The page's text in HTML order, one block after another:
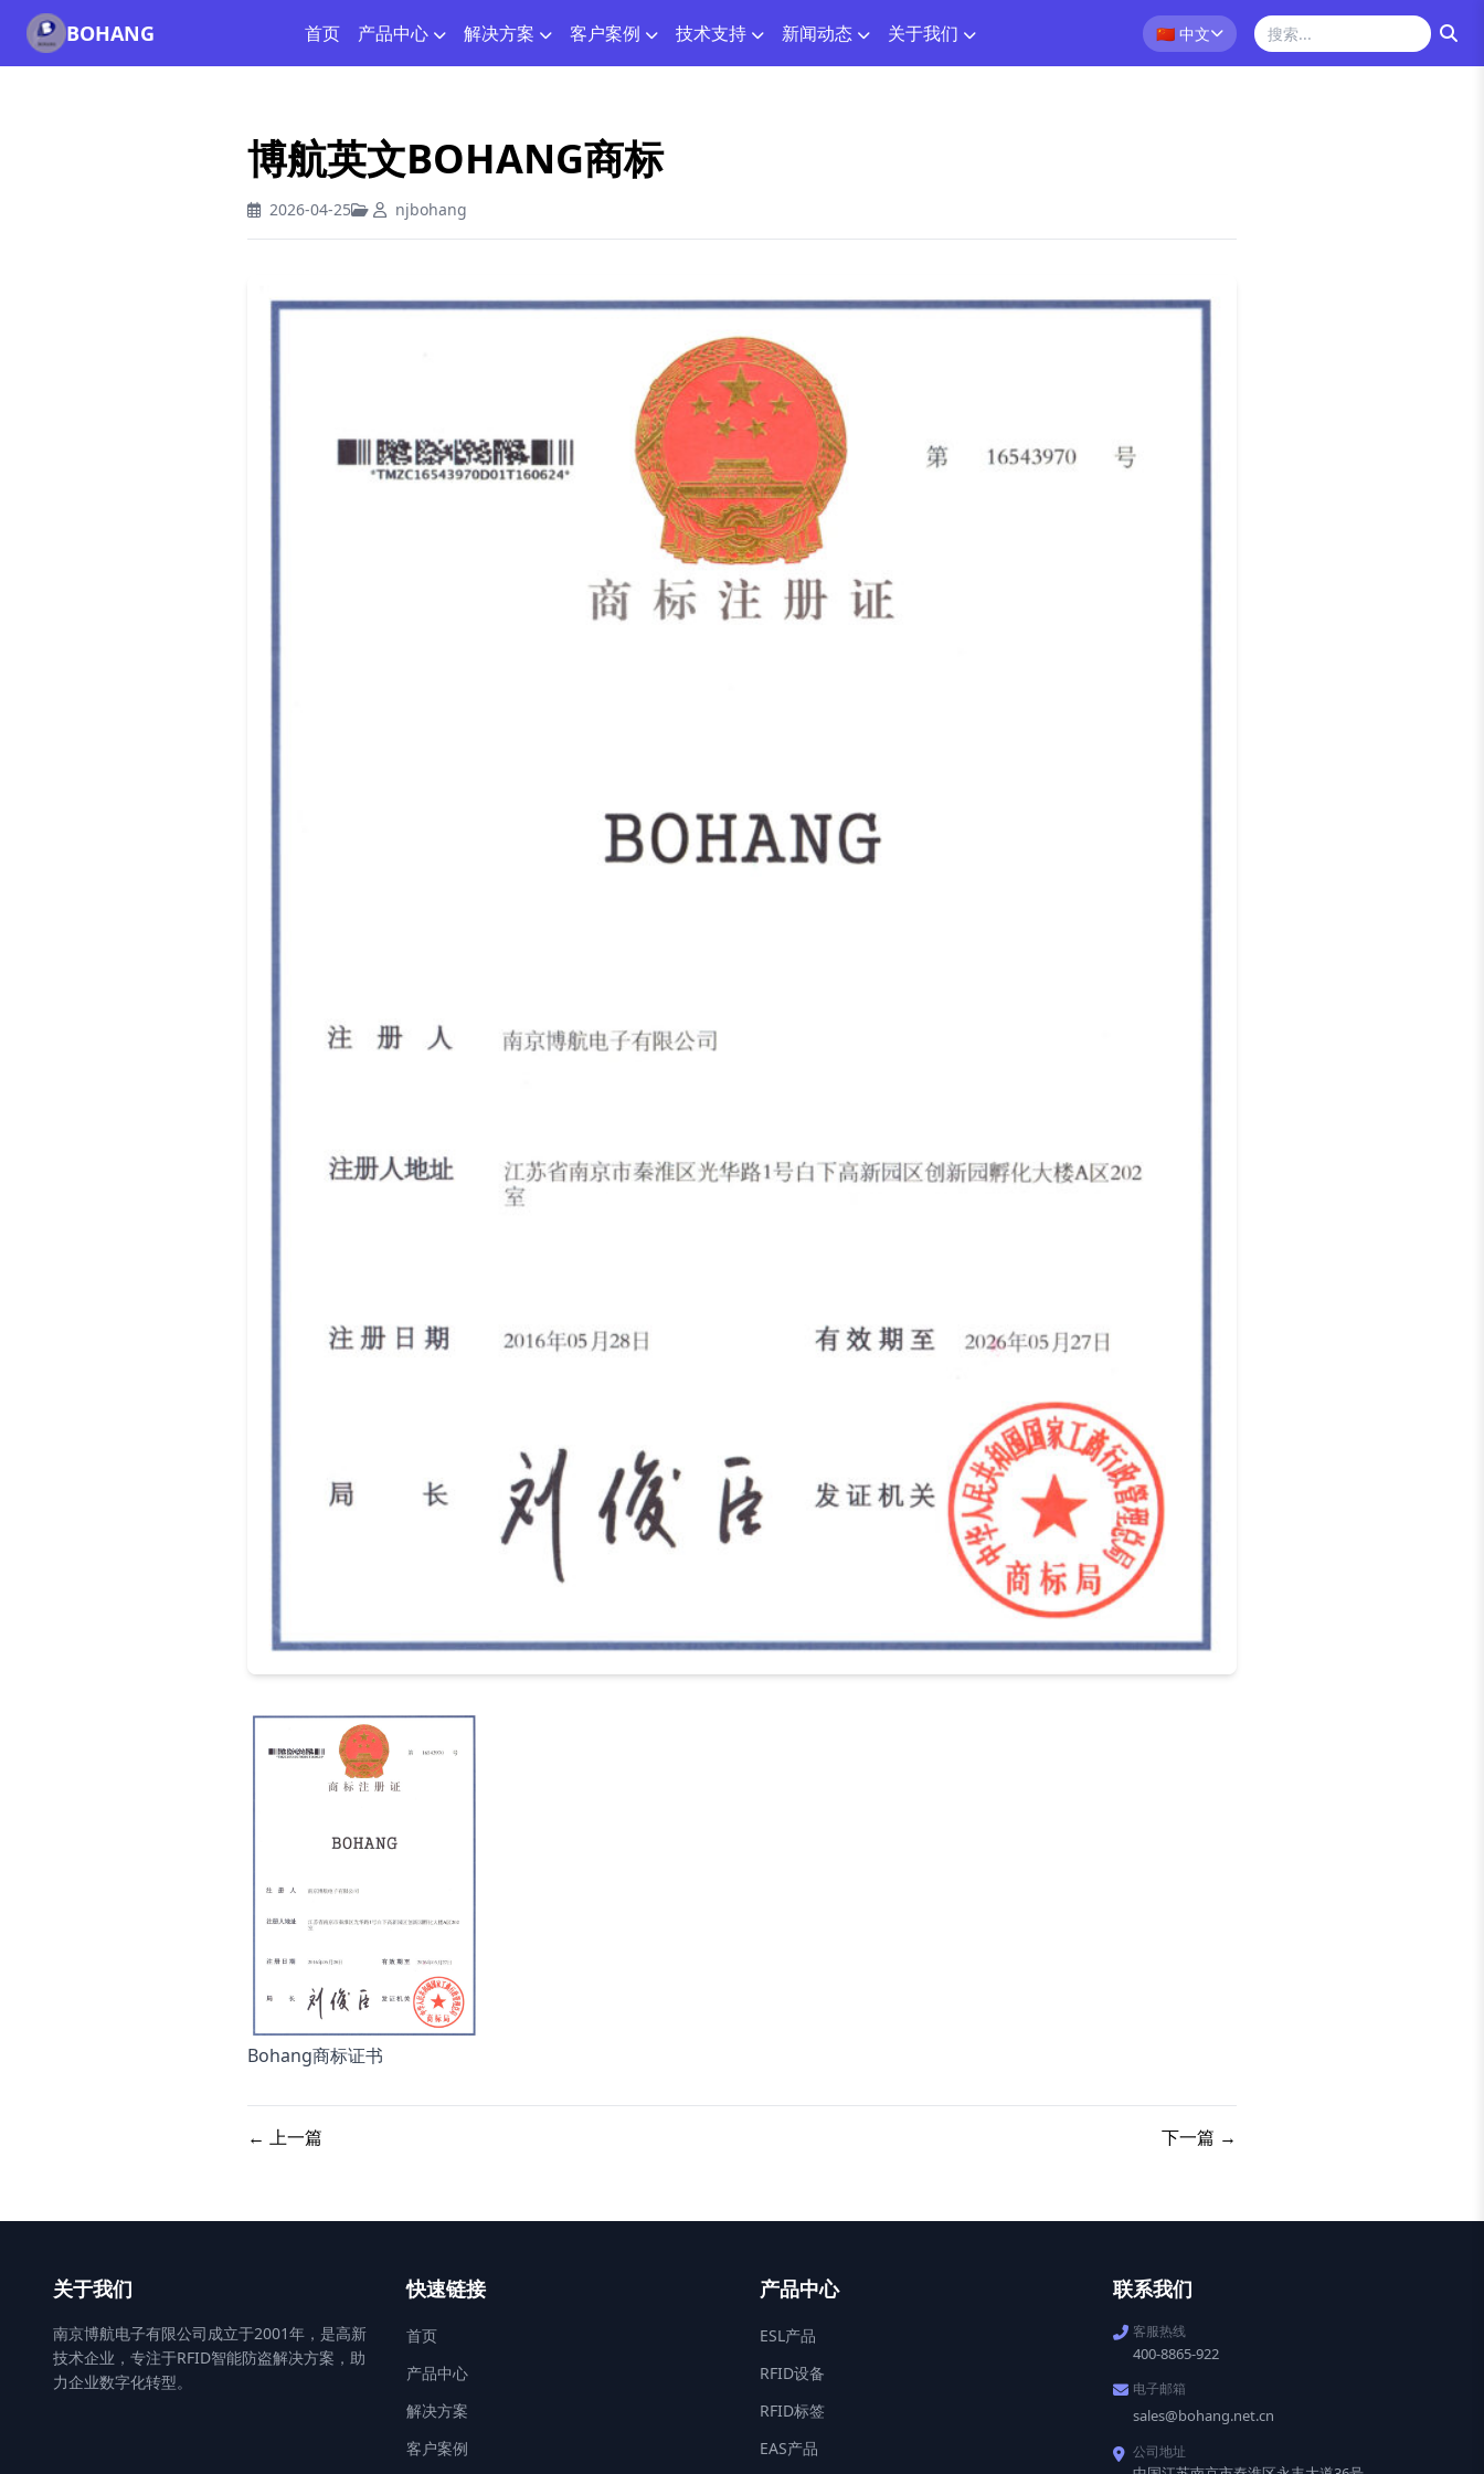
BOHANG 首页 产品中心 解决方案 客户案例 技术支持 新闻动态 关于我们 🇨🇳 中文
博航英文BOHANG商标
2026-04-25 njbohang
Bohang商标证书
← 上一篇 下一篇 →
关于我们
南京博航电子有限公司成立于2001年，是高新
技术企业，专注于RFID智能防盗解决方案，助
力企业数字化转型。
快速链接
首页
产品中心
解决方案
客户案例
产品中心
ESL产品
RFID设备
RFID标签
EAS产品
联系我们
客服热线
400-8865-922
电子邮箱
sales@bohang.net.cn
公司地址